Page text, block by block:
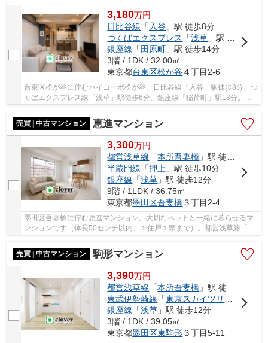
3,180万円
日比谷線 「 入谷 」駅 徒歩8分
つくばエクスプレス
「浅草 」駅 徒歩6分
銀座線 「 田原町 」駅 徒歩14分
3階 / 1DK / 32.00㎡
東京都台東区松が谷４丁目2-6
台東区松が谷に佇むハイコーポ松が谷。日比谷線「入谷」駅徒歩8分、つ
くばエクスプレス線「浅草」駅徒歩6分、銀座線「稲荷町」駅13分。近
売買 | 中古マンション
恵進マンション
3,300万円
都営浅草線 「本所吾妻橋 」駅 徒歩1分
半蔵門線 「押上 」駅 徒歩10分
銀座線 「浅草 」駅 徒歩12分
9階 / 1LDK / 36.75㎡
東京都墨田区吾妻橋３丁目2-4
墨田区吾妻橋に佇む恵進マンション。大切なペットと一緒に暮らせるマ
ンションです（体長50センチ以内、１住戸１頭まで）。都営浅草線「本
売買 | 中古マンション
駒形マンション
3,390万円
都営浅草線 「本所吾妻橋 」駅 徒歩3分
東武伊勢崎線 「東京スカイツリー
」駅 徒
銀座線 「浅草 」駅 徒歩12分
3階 / 1DK / 39.05㎡
東京都墨田区東駒形３丁目5-11